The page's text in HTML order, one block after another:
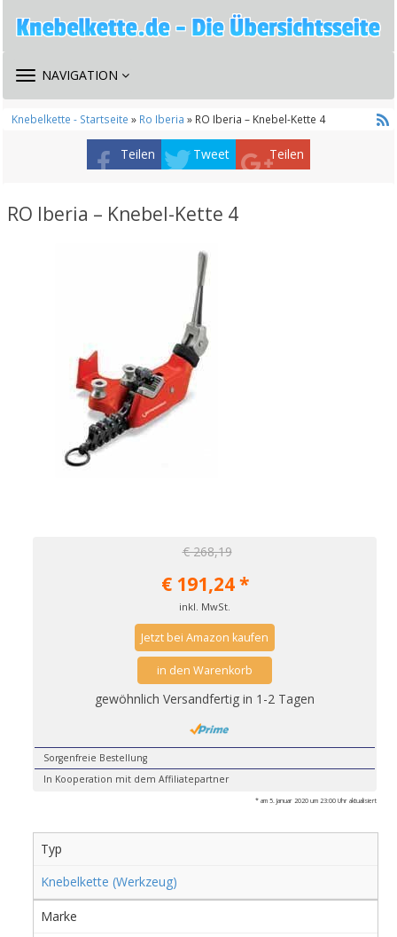
TOGGLE
NAVIGATION
Knebelkette - Startseite » Ro Iberia » RO Iberia – Knebel-Kette 4
Teilen Tweet Teilen
RO Iberia – Knebel-Kette 4
€ 268,19
€191,24*
inkl. MwSt.
Jetzt bei Amazon kaufen
in den Warenkorb
gewöhnlich Versandfertig in 1-2 Tagen
Sorgenfreie Bestellung
In Kooperation mit dem Affiliatepartner
* am 5. Januar 2020 um 23:00 Uhr aktualisiert
Typ
Knebelkette (Werkzeug)
Marke